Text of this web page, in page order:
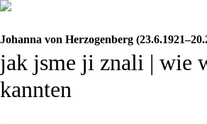
Johanna von Herzogenberg
jak jsme ji znali | wie
kannten